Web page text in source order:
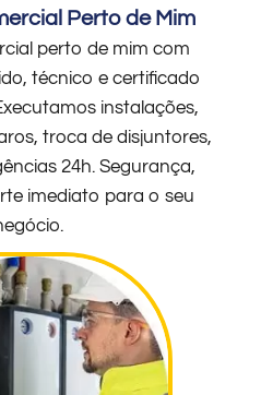
Perto de Mim
perto de mim com
técnico e certificado
instalações,
troca de disjuntores,
24h. Segurança,
imediato para o seu